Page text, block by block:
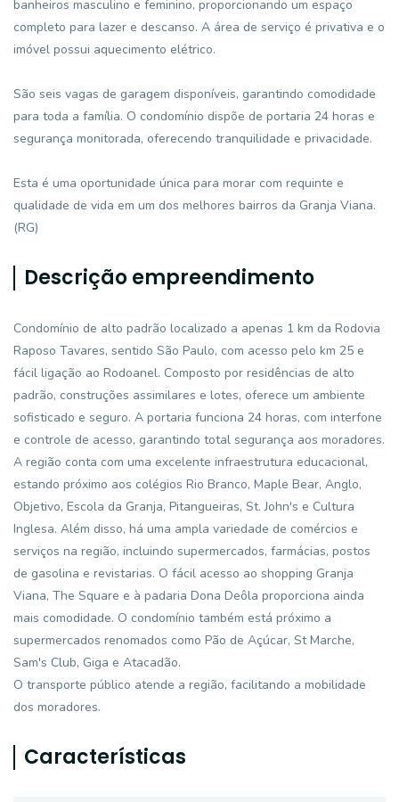
banheiros masculino e feminino, proporcionando um espaço
completo para lazer e descanso. A área de serviço é privativa e o
imóvel possui aquecimento elétrico.
São seis vagas de garagem disponíveis, garantindo comodidade
para toda a família. O condomínio dispõe de portaria 24 horas e
segurança monitorada, oferecendo tranquilidade e privacidade.
Esta é uma oportunidade única para morar com requinte e
qualidade de vida em um dos melhores bairros da Granja Viana.
(RG)
Descrição empreendimento
Condomínio de alto padrão localizado a apenas 1 km da Rodovia
Raposo Tavares, sentido São Paulo, com acesso pelo km 25 e
fácil ligação ao Rodoanel. Composto por residências de alto
padrão, construções assimilares e lotes, oferece um ambiente
sofisticado e seguro. A portaria funciona 24 horas, com interfone
e controle de acesso, garantindo total segurança aos moradores.
A região conta com uma excelente infraestrutura educacional,
estando próximo aos colégios Rio Branco, Maple Bear, Anglo,
Objetivo, Escola da Granja, Pitangueiras, St. John's e Cultura
Inglesa. Além disso, há uma ampla variedade de comércios e
serviços na região, incluindo supermercados, farmácias, postos
de gasolina e revistarias. O fácil acesso ao shopping Granja
Viana, The Square e à padaria Dona Deôla proporciona ainda
mais comodidade. O condomínio também está próximo a
supermercados renomados como Pão de Açúcar, St Marche,
Sam's Club, Giga e Atacadão.
O transporte público atende a região, facilitando a mobilidade
dos moradores.
Características